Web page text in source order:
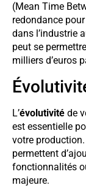
(Mean Time
redondance
dans l’industrie
peut se
milliers d’euros
L’évolutivité de
est essentielle
votre
permettent
fonctionnalités
majeure.